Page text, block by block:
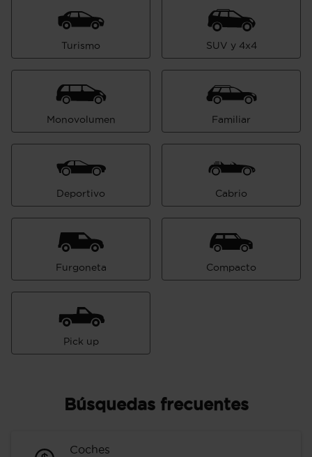
Turismo SUV y 4x4
Monovolumen Familiar
Deportivo Cabrio
Furgoneta Compacto
Pick up
Búsquedas frecuentes
Coches